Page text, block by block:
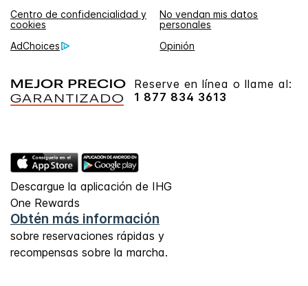
Centro de confidencialidad y
cookies
No vendan mis datos
personales
AdChoices
Opinión
Reserve en línea o llame al:
1 877 834 3613
Descargue la aplicación de IHG
One Rewards
Obtén más información
sobre reservaciones rápidas y
recompensas sobre la marcha.